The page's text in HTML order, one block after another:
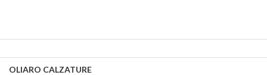
OLIARO CALZATURE